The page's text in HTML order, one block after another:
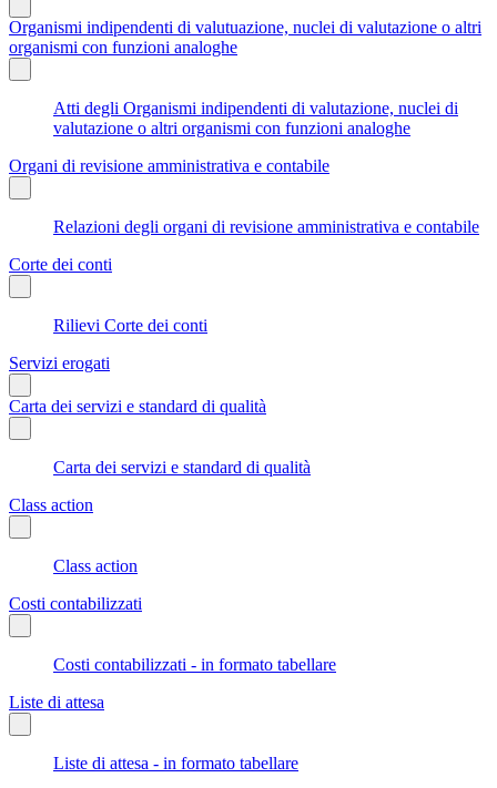
Organismi indipendenti di valutuazione, nuclei di valutazione o altri
organismi con funzioni analoghe
Atti degli Organismi indipendenti di valutazione, nuclei di
valutazione o altri organismi con funzioni analoghe
Organi di revisione amministrativa e contabile
Relazioni degli organi di revisione amministrativa e contabile
Corte dei conti
Rilievi Corte dei conti
Servizi erogati
Carta dei servizi e standard di qualità
Carta dei servizi e standard di qualità
Class action
Class action
Costi contabilizzati
Costi contabilizzati - in formato tabellare
Liste di attesa
Liste di attesa - in formato tabellare